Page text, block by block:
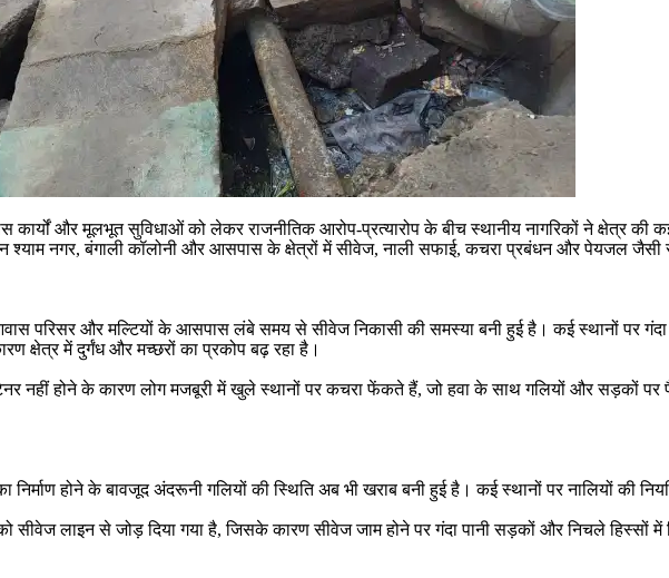
कार्यों और मूलभूत सुविधाओं को लेकर राजनीतिक आरोप-प्रत्यारोप के बीच स्थानीय नागरिकों ने क्षेत्र की
श्याम नगर, बंगाली कॉलोनी और आसपास के क्षेत्रों में सीवेज, नाली सफाई, कचरा प्रबंधन और पेयजल जैसी
परिसर और मल्टियों के आसपास लंबे समय से सीवेज निकासी की समस्या बनी हुई है। कई स्थानों पर
क्षेत्र में दुर्गंध और मच्छरों का प्रकोप बढ़ रहा है।
कंटेनर नहीं होने के कारण लोग मजबूरी में खुले स्थानों पर कचरा फेंकते हैं, जो हवा के साथ गलियों और सड़कों
निर्माण होने के बावजूद अंदरूनी गलियों की स्थिति अब भी खराब बनी हुई है। कई स्थानों पर नालियों की
सीवेज लाइन से जोड़ दिया गया है, जिसके कारण सीवेज जाम होने पर गंदा पानी सड़कों और निचले हिस्सों